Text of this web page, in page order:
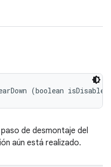
(boolean
de desmontaje del
aún está realizado.